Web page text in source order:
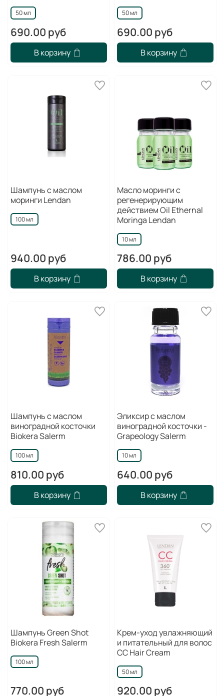
50 мл
690.00 руб
В корзину
50 мл
690.00 руб
В корзину
Шампунь с маслом
моринги Lendan
100 мл
940.00 руб
В корзину
Масло моринги с
регенерирующим
действием Oil Ethernal
Moringa Lendan
10 мл
786.00 руб
В корзину
Шампунь с маслом
виноградной косточки
Biokera Salerm
100 мл
810.00 руб
В корзину
Эликсир с маслом
виноградной косточки -
Grapeology Salerm
10 мл
640.00 руб
В корзину
Шампунь Green Shot
Biokera Fresh Salerm
100 мл
770.00 руб
Крем-уход увлажняющий
и питательный для волос
CC Hair Cream
50 мл
920.00 руб